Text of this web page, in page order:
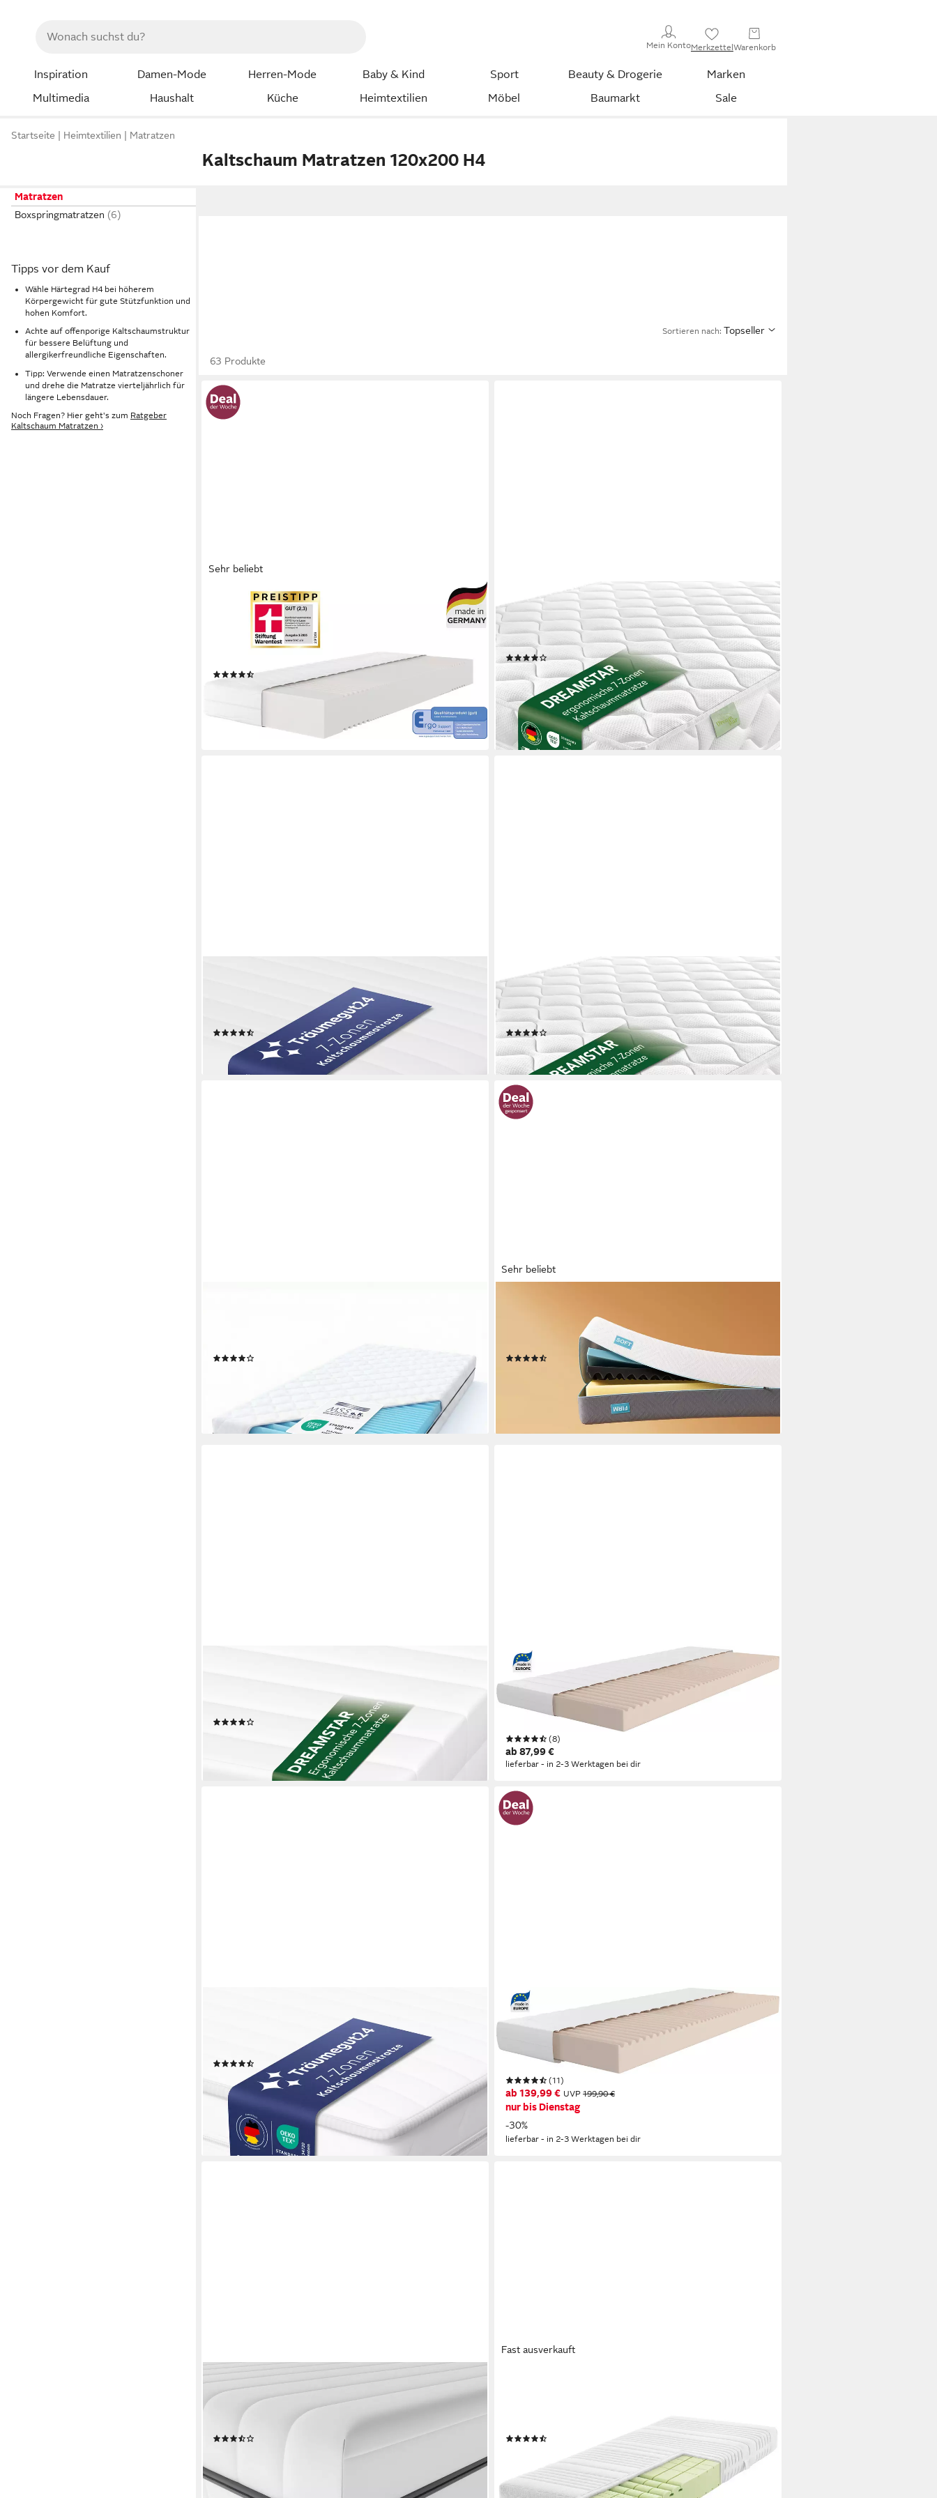
Mein KontoMerkzettelWarenkorb
Inspiration Damen-Mode Herren-Mode Baby & Kind Sport Beauty & Drogerie
Marken
Multimedia
Haushalt Küche Heimtextilien Möbel Baumarkt Sale
Startseite Heimtextilien Matratzen
Kaltschaum Matratzen 120x200 H4
Matratzen
Boxspringmatratzen
Tipps vor dem Kauf
Wähle Härtegrad H4 bei höherem
Körpergewicht für gute Stützfunktion und
hohen Komfort.
Achte auf offenporige Kaltschaumstruktur
für bessere Belüftung und
allergikerfreundliche Eigenschaften.
Tipp: Verwende einen Matratzenschoner
und drehe die Matratze vierteljährlich für
längere Lebensdauer.
Noch Fragen? Hier geht's zum Ratgeber
Kaltschaum Matratzen ›
Sortieren nach: Topseller
63 Produkte
Sehr beliebt
OTTO HOME
Komfortschaummatratze Lasse, Matratze 90x200 cm,
140x200 cm & weitere Größen, in H2-H4, 22 cm hoch,
Stiftung Warentest "GUT (2,3)", getestet in 90x200,
(4769)
ab 159,99 € UVP419,00 €
-62%
lieferbar - in 2-3 Werktagen bei dir
DREAMSTAR
Kaltschaummatratze 7-Zonen - zwei Liegeseiten - 80x200
90x190 90x200 120x200 140x200, verschiedene Größen,
Höhen und Härtegrade - ergonomisch, H2 H3 H4
(2557)
ab 72,99 €
lieferbar - in 3-4 Werktagen bei dir
Kaltschaummatratze 7-Zonen mit zwei Liegeseiten -
90x200 120x200 140x200 160x200 180x200,
verschiedene Größen, Höhen und Härtegrade
(999)
ab 86,90 €
lieferbar - in 3-4 Werktagen bei dir
DREAMSTAR
Kaltschaummatratze 7-Zonen - zwei Liegeseiten - 80x200
90x190 90x200 120x200 140x200, verschiedene Größen,
Höhen und Härtegrade - ergonomisch, H2 H3 H4
(2557)
ab 109,99 €
lieferbar - in 3-4 Werktagen bei dir
Sehr beliebt
Memory-Schaum, 21 cm hoch, (orthopädisch, H3 & H4),
ergonomisch mit atmungsaktivem Funktionsbezug
UVP 669,99 €
lieferbar - in 5-6 Werktagen bei dir
Größen, Härtegrade und Höhen - ergonomisch, wendbar
lieferbar - in 3-4 Werktagen bei dir
OTTO HOME
Kaltschaummatratze NEUHEIT: Livja 11, 7-Zonen Matratze
90x200 cm, 140x200 cm & mehr, 11 cm hoch, (1-tlg),
Wendematratze, ergonomisch, atmungsaktiv, in 2
(8)
ab 87,99 €
lieferbar - in 2-3 Werktagen bei dir
Kaltschaummatratze AquaFlex - 7-Zonen Wendematratze
mit zwei Liegeseiten H3&H4, verschiedene Größen, Höhen
(104)
ab 102,90 €
lieferbar - in 3-4 Werktagen bei dir
OTTO HOME
Kaltschaummatratze NEUHEIT: Livja 16, 7-Zonen Matratze
90x200 cm, 140x200 cm & mehr, 16 cm hoch, (1-tlg),
Wendematratze, ergonomisch, atmungsaktiv, in 2
Härtegraden
(11)
ab 139,99 € UVP199,90 €
nur bis Dienstag
-30%
lieferbar - in 2-3 Werktagen bei dir
Kaltschaummatratze 18cm, 18 cm hoch, (7 Zonen Matratze
120x200, Härtegrad H3&H4), 2 in 1 Wendematratze, made
in Germany, atmungsaktiver Bezug
-40%
lieferbar - in 5-6 Werktagen bei dir
Fast ausverkauft
120x200 cm mit Baumwoll-Doppeltuch-Bezug
lieferbar - in 4-5 Werktagen bei dir